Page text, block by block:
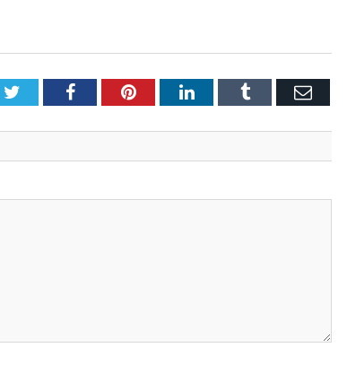
TwitterFacebookPinterestLinkedInTumblr Email